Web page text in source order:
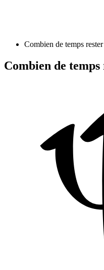
Combien de temps
Combien de